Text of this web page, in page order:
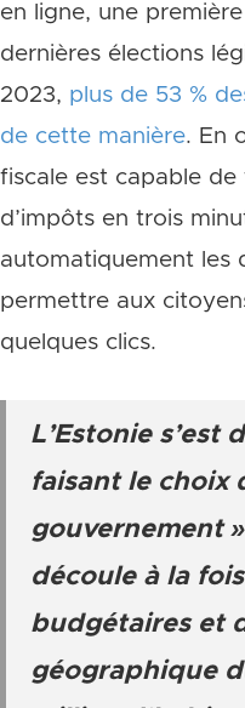
en ligne, une
dernières élections
2023, plus de 53 %
de cette manière. En
fiscale est capable
d’impôts en trois
automatiquement les
permettre aux
quelques clics.
L’Estonie s’est
faisant le choix
gouvernement
découle à la
budgétaires et
géographique